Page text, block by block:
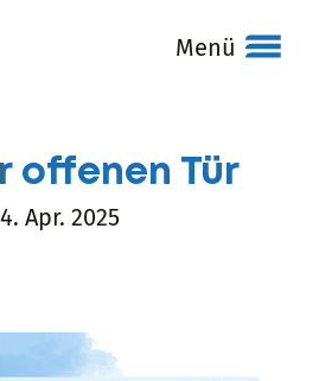
Menü
offenen Tür
Apr. 2025